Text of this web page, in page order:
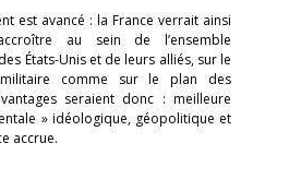
est avancé : la France verrait ainsi
au sein de l’ensemble
États-Unis et de leurs alliés, sur le
militaire comme sur le plan des
seraient donc : meilleure
» idéologique, géopolitique et
accrue.